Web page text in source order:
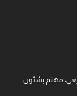
مهتم بشئون